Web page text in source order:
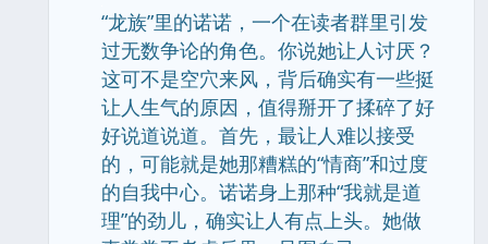
“龙族”里的诺诺，一个在读者群里引发
过无数争论的角色。你说她让人讨厌？
这可不是空穴来风，背后确实有一些挺
让人生气的原因，值得掰开了揉碎了好
好说道说道。首先，最让人难以接受
的，可能就是她那糟糕的“情商”和过度
的自我中心。诺诺身上那种“我就是道
理”的劲儿，确实让人有点上头。她做